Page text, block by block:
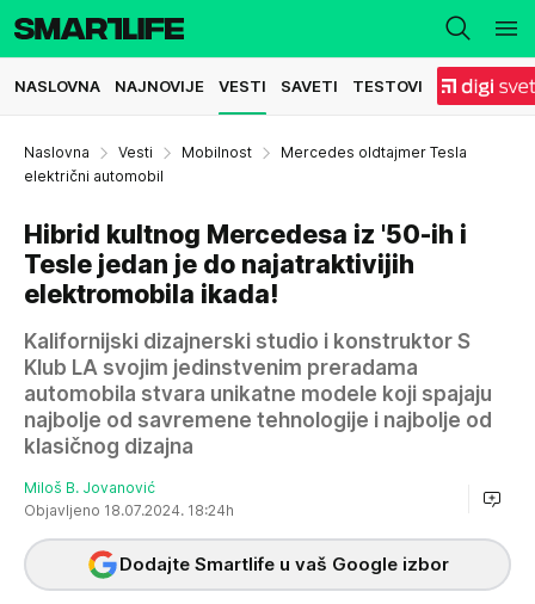
NASLOVNA NAJNOVIJE VESTI SAVETI TESTOVI
Naslovna Vesti Mobilnost
Mercedes oldtajmer Tesla
električni automobil
Hibrid kultnog Mercedesa iz '50-ih i
Tesle jedan je do najatraktivijih
elektromobila ikada!
Kalifornijski dizajnerski studio i konstruktor S
Klub LA svojim jedinstvenim preradama
automobila stvara unikatne modele koji spajaju
najbolje od savremene tehnologije i najbolje od
klasičnog dizajna
Miloš B. Jovanović
Objavljeno 18.07.2024. 18:24h
Dodajte Smartlife u vaš Google izbor